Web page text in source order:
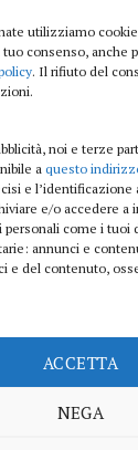
utilizziamo
consenso, anche
. Il rifiuto del
noi e terze
a questo
e l’identificazione
e/o accedere a
personali come i tuoi
annunci e
e del contenuto,
ACCETTA
NEGA
Affiliazione
link al sito Amazon.it